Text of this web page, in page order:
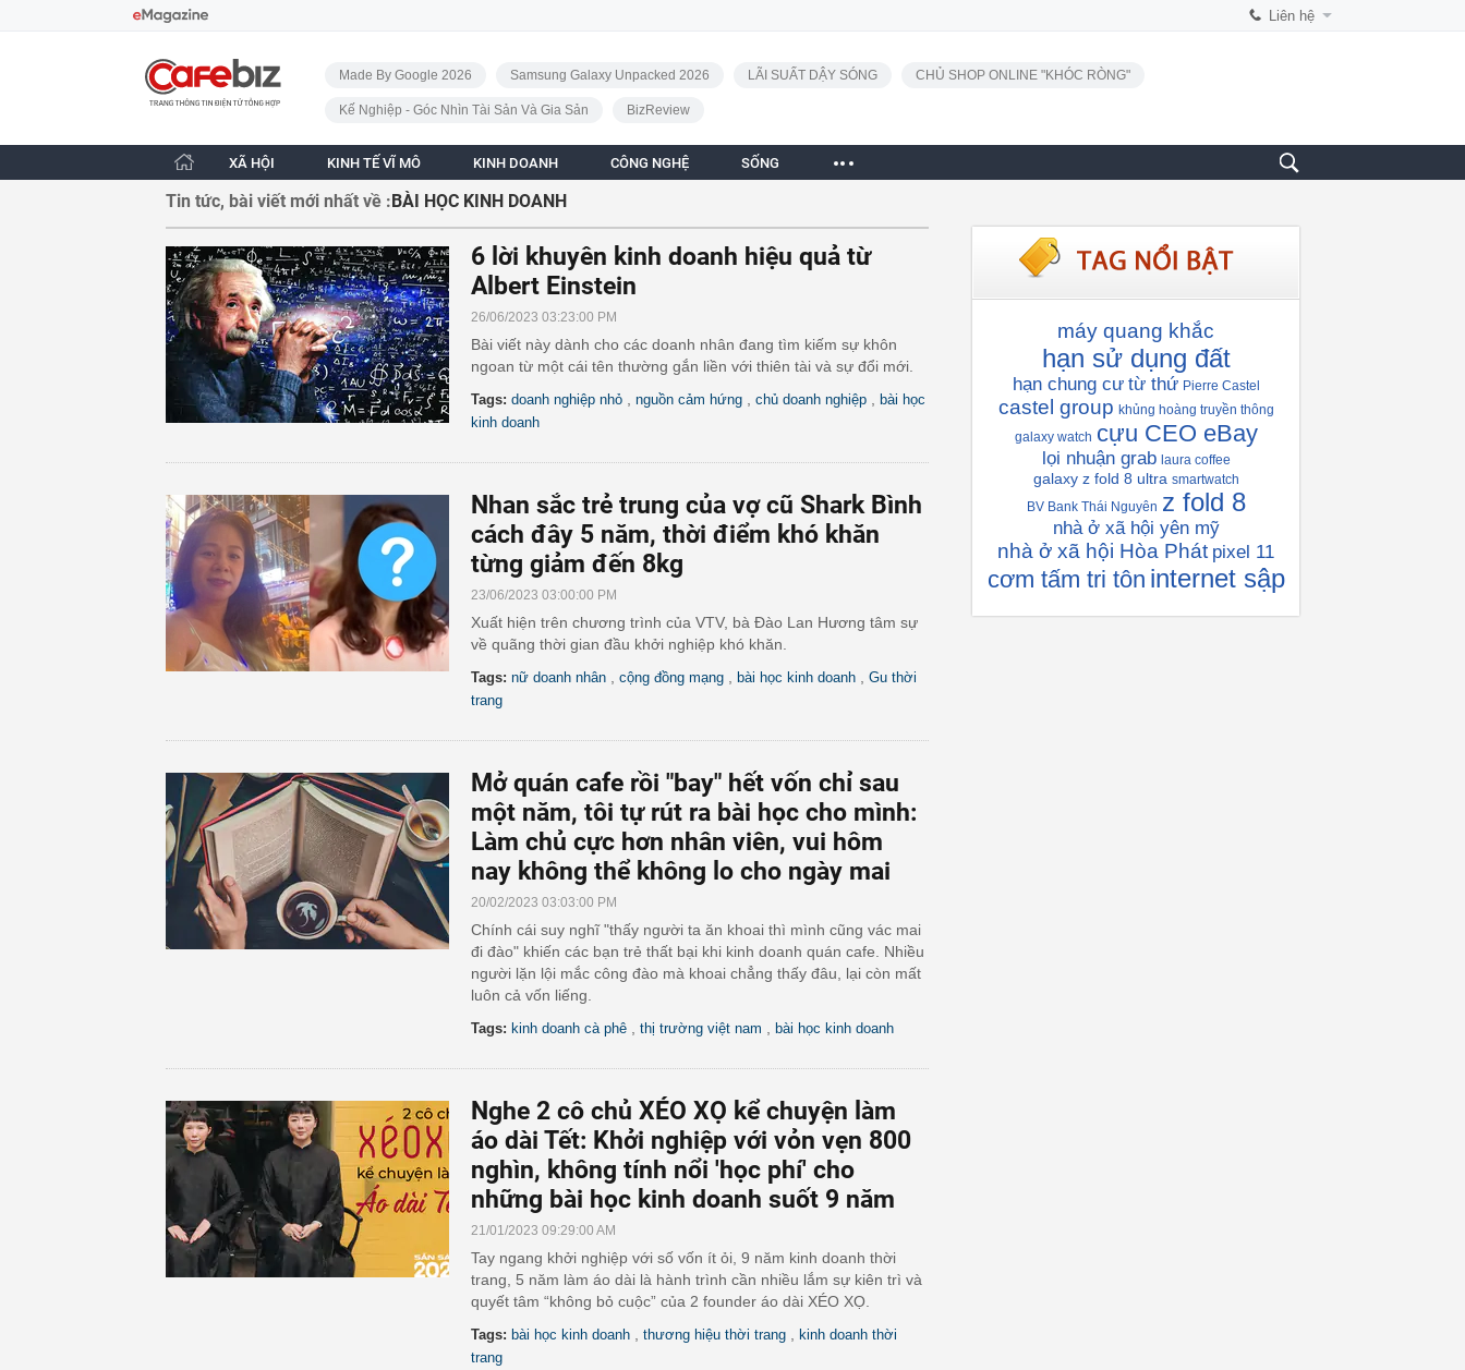
Liên hệ
CafeBiz - Trang chủ
Made By Google 2026
Samsung Galaxy Unpacked 2026 LÃI SUẤT DẬY SÓNG CHỦ SHOP ONLINE "KHÓC RÒNG"
Kế Nghiệp - Góc Nhìn Tài Sản Và Gia Sản BizReview
XÃ HỘI KINH TẾ VĨ MÔ KINH DOANH CÔNG NGHỆ SỐNG
Tin tức, bài viết mới nhất về :BÀI HỌC KINH DOANH
6 lời khuyên kinh doanh hiệu quả từ
Albert Einstein
26/06/2023 03:23:00 PM
Bài viết này dành cho các doanh nhân đang tìm kiếm sự khôn
ngoan từ một cái tên thường gắn liền với thiên tài và sự đổi mới.
Tags: doanh nghiệp nhỏ nguồn cảm hứng chủ doanh nghiệp
bài học
kinh doanh
Nhan sắc trẻ trung của vợ cũ Shark Bình
cách đây 5 năm, thời điểm khó khăn
từng giảm đến 8kg
23/06/2023 03:00:00 PM
Xuất hiện trên chương trình của VTV, bà Đào Lan Hương tâm sự
về quãng thời gian đầu khởi nghiệp khó khăn.
Tags: nữ doanh nhân cộng đồng mạng bài học kinh doanh
Gu thời
trang
Mở quán cafe rồi "bay" hết vốn chỉ sau
một năm, tôi tự rút ra bài học cho mình:
Làm chủ cực hơn nhân viên, vui hôm
nay không thể không lo cho ngày mai
20/02/2023 03:03:00 PM
Chính cái suy nghĩ "thấy người ta ăn khoai thì mình cũng vác mai
đi đào" khiến các bạn trẻ thất bại khi kinh doanh quán cafe. Nhiều
người lặn lội mắc công đào mà khoai chẳng thấy đâu, lại còn mất
luôn cả vốn liếng.
Tags: kinh doanh cà phê thị trường việt nam bài học kinh doanh
Nghe 2 cô chủ XÉO XỌ kể chuyện làm
áo dài Tết: Khởi nghiệp với vỏn vẹn 800
nghìn, không tính nổi 'học phí' cho
những bài học kinh doanh suốt 9 năm
21/01/2023 09:29:00 AM
Tay ngang khởi nghiệp với số vốn ít ỏi, 9 năm kinh doanh thời
trang, 5 năm làm áo dài là hành trình cần nhiều lắm sự kiên trì và
quyết tâm “không bỏ cuộc” của 2 founder áo dài XÉO XỌ.
Tags: bài học kinh doanh thương hiệu thời trang
kinh doanh thời
trang
máy quang khắc
hạn sử dụng đất
hạn chung cư từ thứ Pierre Castel
castel group khủng hoàng truyền thông
galaxy watch cựu CEO eBay
lọi nhuận grab laura coffee
galaxy z fold 8 ultra smartwatch
BV Bank Thái Nguyên z fold 8
nhà ở xã hội yên mỹ
nhà ở xã hội Hòa Phát pixel 11
cơm tấm tri tôn internet sập